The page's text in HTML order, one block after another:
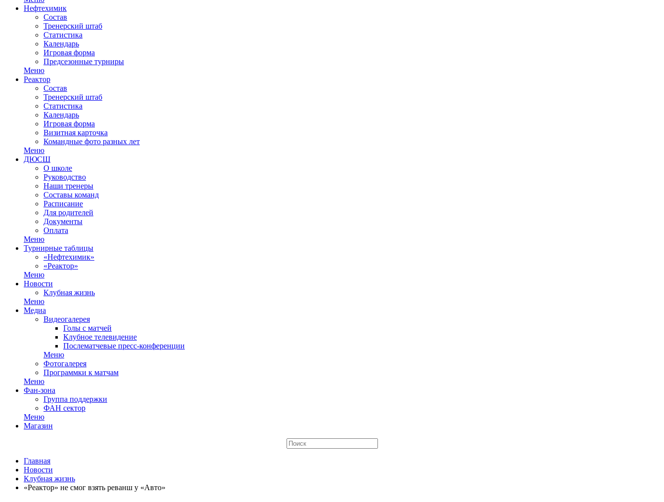
Нефтехимик
Состав
Тренерский штаб
Статистика
Календарь
Игровая форма
Предсезонные турниры
Меню
Реактор
Состав
Тренерский штаб
Статистика
Календарь
Игровая форма
Визитная карточка
Командные фото разных лет
Меню
ДЮСШ
О школе
Руководство
Наши тренеры
Составы команд
Расписание
Для родителей
Документы
Оплата
Меню
Турнирные таблицы
«Нефтехимик»
«Реактор»
Меню
Новости
Клубная жизнь
Меню
Медиа
Видеогалерея
Голы с матчей
Клубное телевидение
Послематчевые пресс-конференции
Меню
Фотогалерея
Программки к матчам
Меню
Фан-зона
Группа поддержки
ФАН сектор
Меню
Магазин
Главная
Новости
Клубная жизнь
«Реактор» не смог взять реванш у «Авто»